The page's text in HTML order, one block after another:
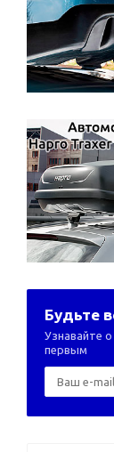
Будьте
Узнавайте о
первым